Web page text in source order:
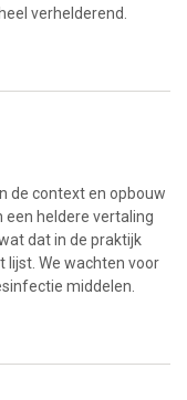
verhelderend.
de context en opbouw
een heldere vertaling
dat in de praktijk
lijst. We wachten voor
middelen.